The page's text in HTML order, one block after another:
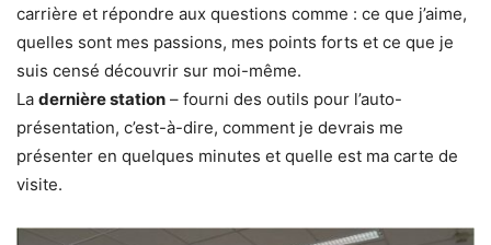
carrière et répondre aux questions comme : ce que j’aime,
quelles sont mes passions, mes points forts et ce que je
suis censé découvrir sur moi-même.
La dernière station – fourni des outils pour l’auto-
présentation, c’est-à-dire, comment je devrais me
présenter en quelques minutes et quelle est ma carte de
visite.